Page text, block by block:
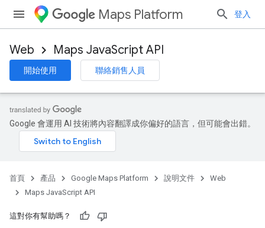
Maps Platform 登入
Web Maps JavaScript API
開始使用 聯絡銷售人員
Google 會運用 AI 技術將內容翻譯成你偏好的語言，但可能會出錯。
首頁 產品 Google Maps Platform 說明文件
Web
Maps JavaScript API
這對你有幫助嗎？